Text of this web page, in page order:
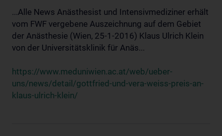
...Alle News Anästhesist und Intensivmediziner erhält
vom FWF vergebene Auszeichnung auf dem Gebiet
der Anästhesie (Wien, 25-1-2016) Klaus Ulrich Klein
von der Universitätsklinik für Anäs...
https://www.meduniwien.ac.at/web/ueber-
uns/news/detail/gottfried-und-vera-weiss-preis-an-
klaus-ulrich-klein/